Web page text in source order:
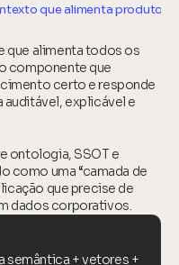
que alimenta produtos,
que alimenta todos os
componente que
certo e responde
explicável e
ontologia, SSOT e
como uma “camada de
que precise de
dados corporativos.
semântica + vetores +